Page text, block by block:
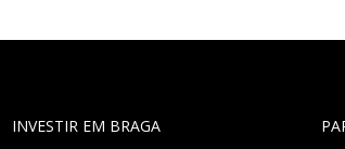
INVESTIR EM BRAGA